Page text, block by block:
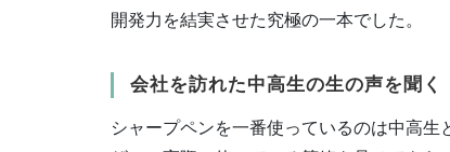
開発力を結実させた究極の一本でした。
会社を訪れた中高生の生の声を聞く
シャープペンを一番使っているのは中高